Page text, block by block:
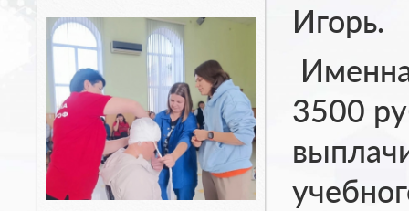
Игорь.
3500